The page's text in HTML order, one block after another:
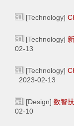
[Technology]
[Technology]
02-13
[Technology]
2023-02-13
[Design] 数智
02-10